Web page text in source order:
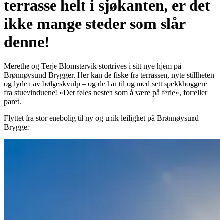
terrasse helt i sjøkanten, er det
ikke mange steder som slår
denne!
Merethe og Terje Blomstervik stortrives i sitt nye hjem på
Brønnøysund Brygger. Her kan de fiske fra terrassen, nyte stillheten
og lyden av bølgeskvulp – og de har til og med sett spekkhoggere
fra stuevinduene! «Det føles nesten som å være på ferie», forteller
paret.
Flyttet fra stor enebolig til ny og unik leilighet på Brønnøysund
Brygger